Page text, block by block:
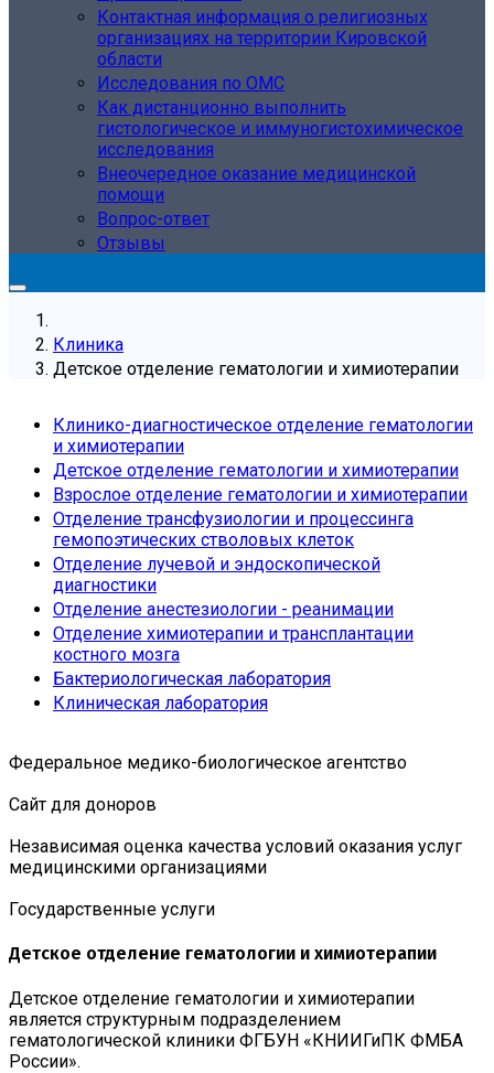
Контактная информация о религиозных
организациях на территории Кировской
области
Исследования по ОМС
Как дистанционно выполнить
гистологическое и иммуногистохимическое
исследования
Внеочередное оказание медицинской
помощи
Вопрос-ответ
Отзывы
Клиника
Детское отделение гематологии и химиотерапии
Клинико-диагностическое отделение гематологии
и химиотерапии
Детское отделение гематологии и химиотерапии
Взрослое отделение гематологии и химиотерапии
Отделение трансфузиологии и процессинга
гемопоэтических стволовых клеток
Отделение лучевой и эндоскопической
диагностики
Отделение анестезиологии - реанимации
Отделение химиотерапии и трансплантации
костного мозга
Бактериологическая лаборатория
Клиническая лаборатория
Федеральное медико-биологическое агентство
Сайт для доноров
Независимая оценка качества условий оказания услуг
медицинскими организациями
Государственные услуги
Детское отделение гематологии и химиотерапии
Детское отделение гематологии и химиотерапии
является структурным подразделением
гематологической клиники ФГБУН «КНИИГиПК ФМБА
России».